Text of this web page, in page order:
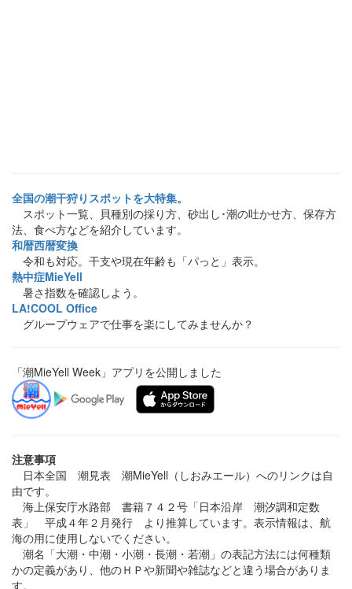
全国の潮干狩りスポットを大特集。
スポット一覧、貝種別の採り方、砂出し･潮の吐かせ方、保存方
法、食べ方などを紹介しています。
和暦西暦変換
令和も対応。干支や現在年齢も「パっと」表示。
熱中症MieYell
暑さ指数を確認しよう。
LA!COOL Office
グループウェアで仕事を楽にしてみませんか？
「潮MieYell Week」アプリを公開しました
注意事項
日本全国 潮見表 潮MieYell（しおみエール）へのリンクは自
由です。
海上保安庁水路部 書籍７４２号「日本沿岸 潮汐調和定数
表」 平成４年２月発行 より推算しています。表示情報は、航
海の用に使用しないでください。
潮名「大潮・中潮・小潮・長潮・若潮」の表記方法には何種類
かの定義があり、他のＨＰや新聞や雑誌などと違う場合がありま
す。